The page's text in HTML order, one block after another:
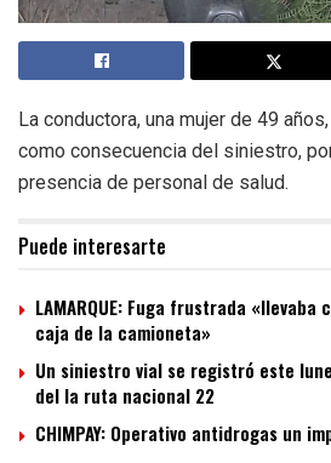
La conductora, una mujer de 49
como consecuencia del siniestro,
presencia de personal de salud.
Puede interesarte
LAMARQUE: Fuga frustrada
caja de la camioneta»
Un siniestro vial se registró este
del la ruta nacional 22
CHIMPAY: Operativo antidrogas un